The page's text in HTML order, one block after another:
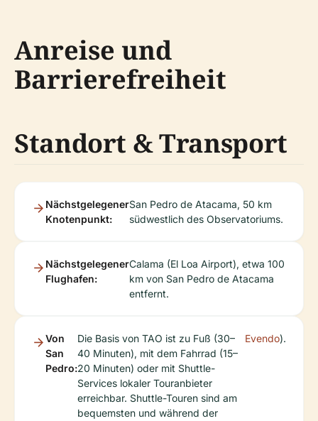
Anreise und
Barrierefreiheit
Standort & Transport
Nächstgelegener
Knotenpunkt:
San Pedro de Atacama, 50 km
südwestlich des Observatoriums.
Nächstgelegener
Flughafen:
Calama (El Loa Airport), etwa 100
km von San Pedro de Atacama
entfernt.
Von
San
Pedro:
Die Basis von TAO ist zu Fuß (30–
40 Minuten), mit dem Fahrrad (15–
20 Minuten) oder mit Shuttle-
Services lokaler Touranbieter
erreichbar. Shuttle-Touren sind am
bequemsten und während der
Evendo).